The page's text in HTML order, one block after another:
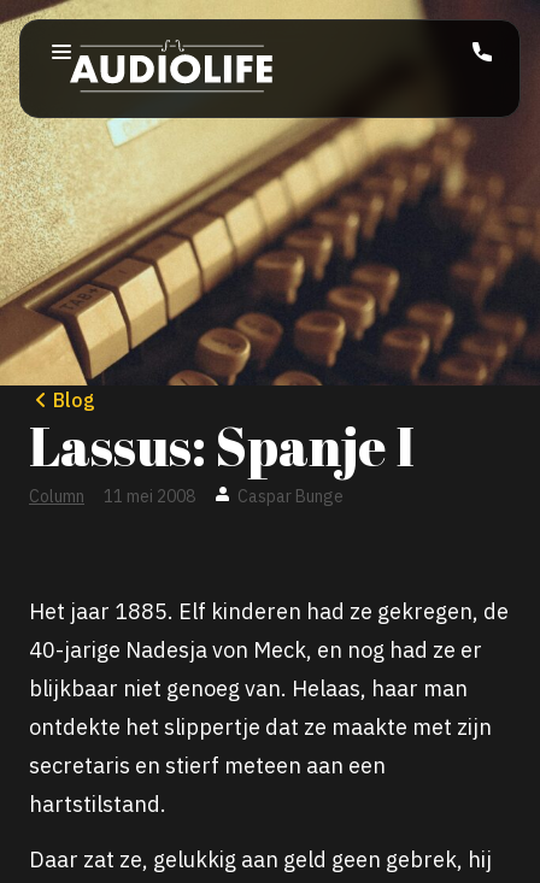
Blog
Lassus: Spanje I
Column 11 mei 2008 Caspar Bunge
Het jaar 1885. Elf kinderen had ze gekregen, de
40-jarige Nadesja von Meck, en nog had ze er
blijkbaar niet genoeg van. Helaas, haar man
ontdekte het slippertje dat ze maakte met zijn
secretaris en stierf meteen aan een
hartstilstand.
Daar zat ze, gelukkig aan geld geen gebrek, hij